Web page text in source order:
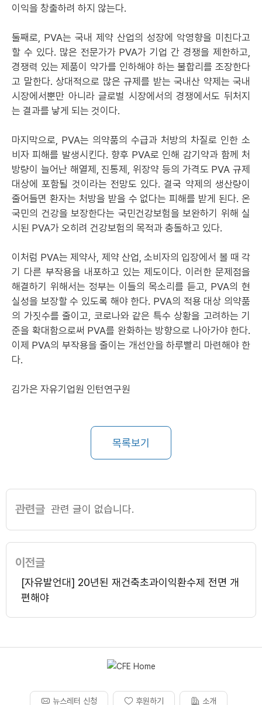
이익을 창출하려 하지 않는다.
둘째로, PVA는 국내 제약 산업의 성장에 악영향을 미친다고
할 수 있다. 많은 전문가가 PVA가 기업 간 경쟁을 제한하고,
경쟁력 있는 제품이 약가를 인하해야 하는 불합리를 조장한다
고 말한다. 상대적으로 많은 규제를 받는 국내산 약제는 국내
시장에서뿐만 아니라 글로벌 시장에서의 경쟁에서도 뒤처지
는 결과를 낳게 되는 것이다.
마지막으로, PVA는 의약품의 수급과 처방의 차질로 인한 소
비자 피해를 발생시킨다. 향후 PVA로 인해 감기약과 함께 처
방량이 늘어난 해열제, 진통제, 위장약 등의 가격도 PVA 규제
대상에 포함될 것이라는 전망도 있다. 결국 약제의 생산량이
줄어들면 환자는 처방을 받을 수 없다는 피해를 받게 된다. 온
국민의 건강을 보장한다는 국민건강보험을 보완하기 위해 실
시된 PVA가 오히려 건강보험의 목적과 충돌하고 있다.
이처럼 PVA는 제약사, 제약 산업, 소비자의 입장에서 볼 때 각
기 다른 부작용을 내포하고 있는 제도이다. 이러한 문제점을
해결하기 위해서는 정부는 이들의 목소리를 듣고, PVA의 현
실성을 보장할 수 있도록 해야 한다. PVA의 적용 대상 의약품
의 가짓수를 줄이고, 코로나와 같은 특수 상황을 고려하는 기
준을 확대함으로써 PVA를 완화하는 방향으로 나아가야 한다.
이제 PVA의 부작용을 줄이는 개선안을 하루빨리 마련해야 한
다.
김가은 자유기업원 인턴연구원
목록보기
관련글 관련 글이 없습니다.
이전글
[자유발언대] 20년된 재건축초과이익환수제 전면 개
편해야
뉴스레터 신청 후원하기 소개